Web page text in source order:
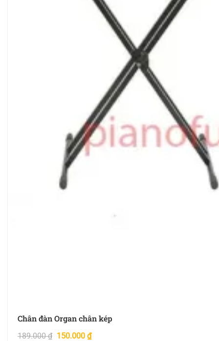
Chân đàn Organ chân kép
189.000₫ 150.000 ₫